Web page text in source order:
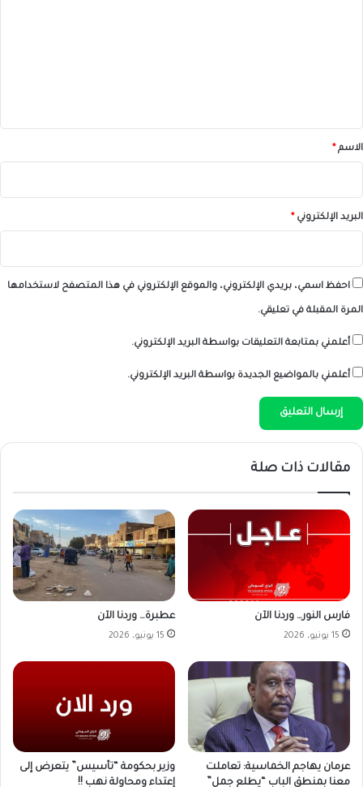
*الاسم *
البريد الإلكتروني *
احفظ اسمي، بريدي الإلكتروني، والموقع الإلكتروني في هذا المتصفح لاستخدامها
المرة المقبلة في تعليقي.
أعلمني بمتابعة التعليقات بواسطة البريد الإلكتروني.
أعلمني بالمواضيع الجديدة بواسطة البريد الإلكتروني.
مقالات ذات صلة
فارس النور… وردنا الآن
15 يونيو، 2026
عطبرة… وردنا الآن
15 يونيو، 2026
عرمان يهاجم الخماسية: تعاملت
معنا بمنطق الباب “يطلع جمل”
وزير بحكومة “تأسيس” يتعرض إلى
إعتداء ومحاولة نهب !!